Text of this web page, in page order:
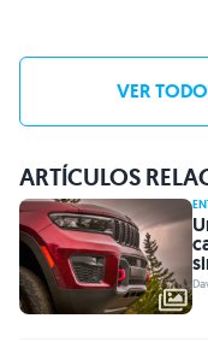
VER
ARTÍCULOS